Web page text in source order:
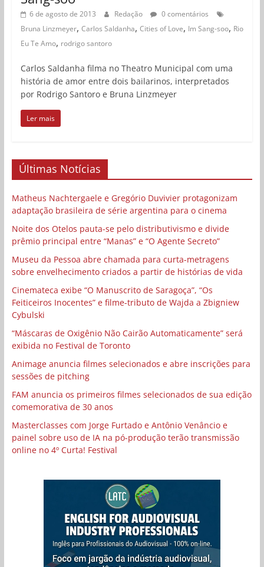
6 de agosto de 2013 Redação
0 comentários
Bruna Linzmeyer, Carlos Saldanha, Cities of Love, Im Sang-soo, Rio
Eu Te Amo, rodrigo santoro
Carlos Saldanha filma no Theatro Municipal com uma
história de amor entre dois bailarinos, interpretados
por Rodrigo Santoro e Bruna Linzmeyer
Ler mais
Últimas Notícias
Matheus Nachtergaele e Gregório Duvivier protagonizam
adaptação brasileira de série argentina para o cinema
Noite dos Otelos pauta-se pelo distributivismo e divide
prêmio principal entre “Manas” e “O Agente Secreto”
Museu da Pessoa abre chamada para curta-metragens
sobre envelhecimento criados a partir de histórias de vida
Cinemateca exibe “O Manuscrito de Saragoça”, “Os
Feiticeiros Inocentes” e filme-tributo de Wajda a Zbigniew
Cybulski
“Máscaras de Oxigênio Não Cairão Automaticamente” será
exibida no Festival de Toronto
Animage anuncia filmes selecionados e abre inscrições para
sessões de pitching
FAM anuncia os primeiros filmes selecionados de sua edição
comemorativa de 30 anos
Masterclasses com Jorge Furtado e Antônio Venâncio e
painel sobre uso de IA na pó-produção terão transmissão
online no 4º Curta! Festival